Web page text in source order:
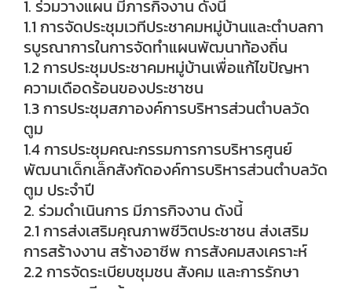
1. ร่วมวางแผน มีภารกิจงาน ดังนี้
1.1 การจัดประชุมเวทีประชาคมหมู่บ้านและตำบลกา
รบูรณาการในการจัดทำแผนพัฒนาท้องถิ่น
1.2 การประชุมประชาคมหมู่บ้านเพื่อแก้ไขปัญหา
ความเดือดร้อนของประชาชน
1.3 การประชุมสภาองค์การบริหารส่วนตำบลวัด
ตูม
1.4 การประชุมคณะกรรมการการบริหารศูนย์
พัฒนาเด็กเล็กสังกัดองค์การบริหารส่วนตำบลวัด
ตูม ประจำปี
2. ร่วมดำเนินการ มีภารกิจงาน ดังนี้
2.1 การส่งเสริมคุณภาพชีวิตประชาชน ส่งเสริม
การสร้างงาน สร้างอาชีพ การสังคมสงเคราะห์
2.2 การจัดระเบียบชุมชน สังคม และการรักษา